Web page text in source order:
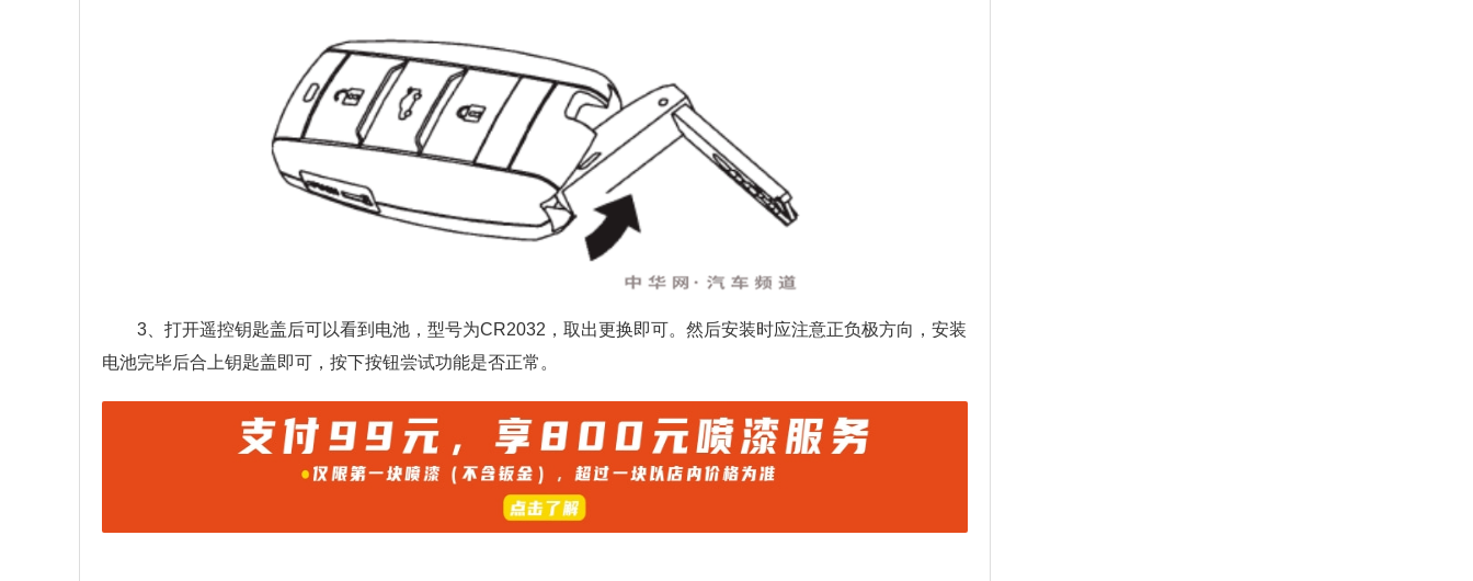
3、打开遥控钥匙盖后可以看到电池，型号为CR2032，取出更换即可。然后安装时应注意正负极方向，安装
电池完毕后合上钥匙盖即可，按下按钮尝试功能是否正常。